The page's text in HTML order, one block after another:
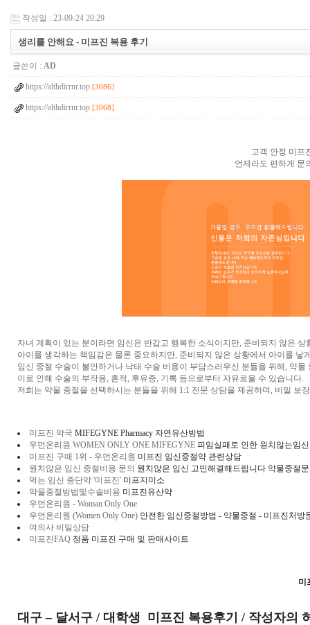
작성일 : 23-09-24 20:29
생리를 안해요 - 미프진 복용 후기
글쓴이 : AD
https://althdirrnr.top [3086]
https://althdirrnr.top [3068]
고객 안정 미프
언제라도 편하게 문
자녀 계획이 있는 분이라면 임신은 반갑고 행복한 소식이지만, 준비되지 않은
아이를 생각하는 책임감은 물론 중요하지만, 준비되지 않은 상황에서 아이를
임신 중절 수술이 불안하거나 낙태 수술 비용이 부담스러우신 분들을 위해, 약
이로 인해 수술의 부작용, 흔적, 후유증, 기록 등으로부터 자유로울 수 있습니다.
저희는 약물 중절을 선택하시는 분들을 위해 1:1 전문 상담을 제공하며, 비밀 보
미프진 약국 MIFEGYNE Pharmacy 자연유산방법
우먼온리원 WOMEN ONLY ONE MIFEGYNE 피임실패로 인한 원치않는임
미프진 구매 1위 - 우먼온리원 미프진 임신중절약 관련상담
원치않은 임신 중절비용 문의 원치않은 임신 고민해결해드립니다 약물중절
먹는 임신 중단약 '미프진' 미프지미소
약물중절방법및수술비용 미프진유산약
우먼온리원 - Woman Only One
우먼온리원 (Women Only One) 안전한 임신중절방법 - 약물중절 - 미프진처방
여의사 비밀상담
미프진FAQ 정품 미프진 구매 및 판매사이트
미
대구 – 달서구 / 대학생 미프진 복용후기 / 작성자의